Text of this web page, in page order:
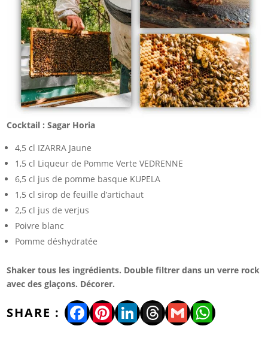
Cocktail : Sagar Horia
4,5 cl IZARRA Jaune
1,5 cl Liqueur de Pomme Verte VEDRENNE
6,5 cl jus de pomme basque KUPELA
1,5 cl sirop de feuille d’artichaut
2,5 cl jus de verjus
Poivre blanc
Pomme déshydratée
Shaker tous les ingrédients. Double filtrer dans un verre rock
avec des glaçons. Décorer.
Facebook
Pinterest
LinkedIn
Threads
Gmail